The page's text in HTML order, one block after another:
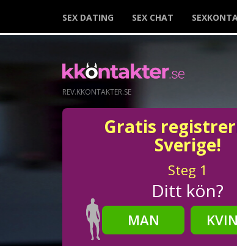
SEX DATING SEX CHAT
REV.KKONTAKTER.SE
Gratis
Sverige!
Steg 1
Ditt kön?
MAN